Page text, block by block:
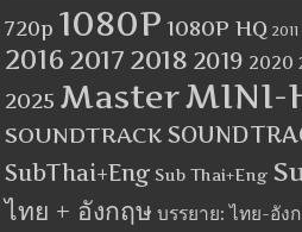
720p 1080P 1080P HQ 2011
2016 2017 2018 2019 2020
2025 MasterMINI-
SOUNDTRACK
SubThai+Eng Sub Thai+Eng
ไทย + อังกฤษ บรรยาย: ไทย-อั